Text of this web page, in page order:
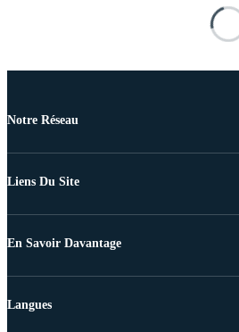
Notre Réseau
Liens Du Site
En Savoir Davantage
Langues